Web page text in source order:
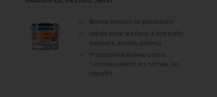
Bonne tension et garnissant
Idéale pour les lieux à fort trafic
(couloirs, écoles, portes)
Protection extrême contre
l'encrassement, les taches, les
rayures